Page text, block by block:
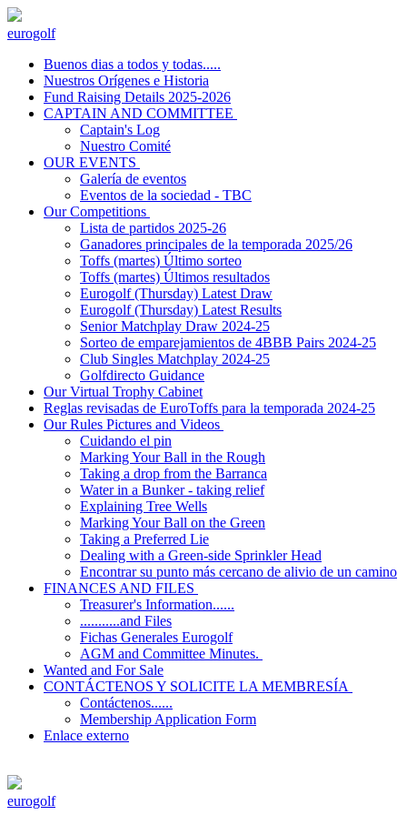
eurogolf
Buenos dias a todos y todas.....
Nuestros Orígenes e Historia
Fund Raising Details 2025-2026
CAPTAIN AND COMMITTEE
Captain's Log
Nuestro Comité
OUR EVENTS
Galería de eventos
Eventos de la sociedad - TBC
Our Competitions
Lista de partidos 2025-26
Ganadores principales de la temporada 2025/26
Toffs (martes) Último sorteo
Toffs (martes) Últimos resultados
Eurogolf (Thursday) Latest Draw
Eurogolf (Thursday) Latest Results
Senior Matchplay Draw 2024-25
Sorteo de emparejamientos de 4BBB Pairs 2024-25
Club Singles Matchplay 2024-25
Golfdirecto Guidance
Our Virtual Trophy Cabinet
Reglas revisadas de EuroToffs para la temporada 2024-25
Our Rules Pictures and Videos
Cuidando el pin
Marking Your Ball in the Rough
Taking a drop from the Barranca
Water in a Bunker - taking relief
Explaining Tree Wells
Marking Your Ball on the Green
Taking a Preferred Lie
Dealing with a Green-side Sprinkler Head
Encontrar su punto más cercano de alivio de un camino
FINANCES AND FILES
Treasurer's Information......
...........and Files
Fichas Generales Eurogolf
AGM and Committee Minutes.
Wanted and For Sale
CONTÁCTENOS Y SOLICITE LA MEMBRESÍA
Contáctenos......
Membership Application Form
Enlace externo
eurogolf